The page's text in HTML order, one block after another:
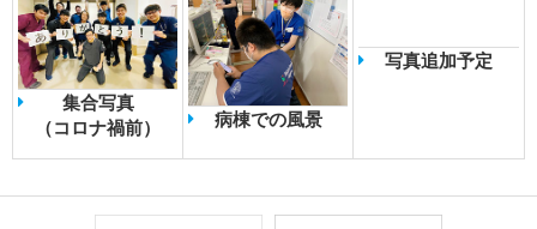
集合写真
（コロナ禍前）
病棟での風景
写真追加予定